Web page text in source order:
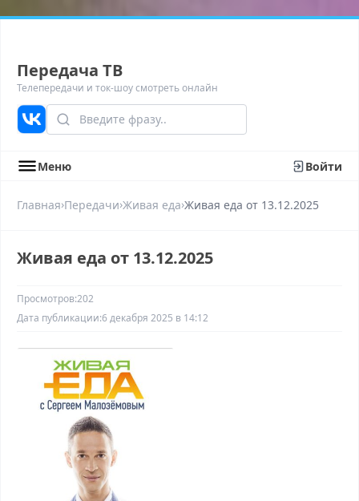
Передача ТВ
Телепередачи и ток-шоу смотреть онлайн
Меню Войти
Главная›Передачи›Живая еда›Живая еда от 13.12.2025
Живая еда от 13.12.2025
Просмотров:202
Дата публикации:6 декабря 2025 в 14:12